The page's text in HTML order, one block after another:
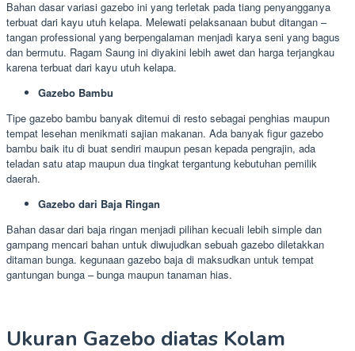
Bahan dasar variasi gazebo ini yang terletak pada tiang penyangganya
terbuat dari kayu utuh kelapa. Melewati pelaksanaan bubut ditangan –
tangan professional yang berpengalaman menjadi karya seni yang bagus
dan bermutu. Ragam Saung ini diyakini lebih awet dan harga terjangkau
karena terbuat dari kayu utuh kelapa.
Gazebo Bambu
Tipe gazebo bambu banyak ditemui di resto sebagai penghias maupun
tempat lesehan menikmati sajian makanan. Ada banyak figur gazebo
bambu baik itu di buat sendiri maupun pesan kepada pengrajin, ada
teladan satu atap maupun dua tingkat tergantung kebutuhan pemilik
daerah.
Gazebo dari Baja Ringan
Bahan dasar dari baja ringan menjadi pilihan kecuali lebih simple dan
gampang mencari bahan untuk diwujudkan sebuah gazebo diletakkan
ditaman bunga. kegunaan gazebo baja di maksudkan untuk tempat
gantungan bunga – bunga maupun tanaman hias.
Ukuran Gazebo diatas Kolam